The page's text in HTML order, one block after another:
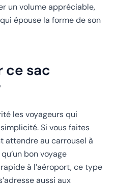
un volume appréciable,
épouse la forme de son
ce sac
les voyageurs qui
Si vous faites
attendre au carrousel à
bon voyage
à l’aéroport, ce type
aussi aux